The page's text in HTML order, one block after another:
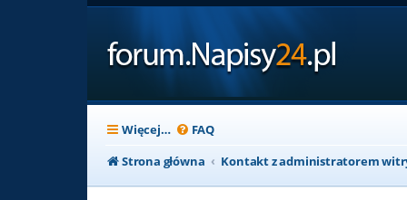
Więcej… FAQ
Strona główna
Kontakt z administratorem